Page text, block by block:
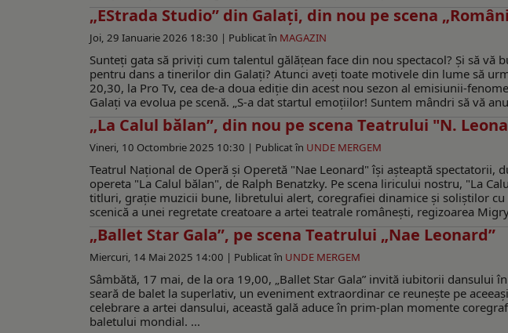
„EStrada Studio” din Galaţi, din nou pe scena
Joi, 29 Ianuarie 2026 18:30 | Publicat în MAGAZIN
Sunteţi gata să priviţi cum talentul gălăţean face din nou spectacol? Şi să vă
pentru dans a tinerilor din Galaţi? Atunci aveţi toate motivele din lume să
20,30, la Pro Tv, cea de-a doua ediţie din acest nou sezon al emisiunii-
Galaţi va evolua pe scenă. „S-a dat startul emoțiilor! Suntem mândri să vă
„La Calul bălan”, din nou pe scena Teatrului "N.
Vineri, 10 Octombrie 2025 10:30 | Publicat în UNDE MERGEM
Teatrul Naţional de Operă şi Operetă "Nae Leonard" îşi aşteaptă spectatorii,
opereta "La Calul bălan", de Ralph Benatzky. Pe scena liricului nostru, "La
titluri, graţie muzicii bune, libretului alert, coregrafiei dinamice și soliștilor cu
scenică a unei regretate creatoare a artei teatrale românești, regizoarea
„Ballet Star Gala”, pe scena Teatrului „Nae Leonard”
Miercuri, 14 Mai 2025 14:00 | Publicat în UNDE MERGEM
Sâmbătă, 17 mai, de la ora 19,00, „Ballet Star Gala” invită iubitorii dansului
seară de balet la superlativ, un eveniment extraordinar ce reunește pe
celebrare a artei dansului, această gală aduce în prim-plan momente
baletului mondial. ...